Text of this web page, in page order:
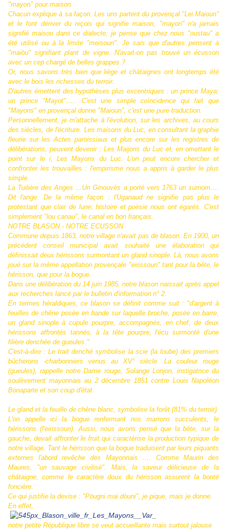
"mayon" pour maison.
Chacun explique à sa façon. Les uns partent du provençal "Lei Maioun"
et le font dériver du niçois qui signifie maison, "mayon" n'a jamais
signifié maison dans ce dialecte; je pense que chez nous "oustau" a
été utilisé ou à la limite "meisoun". Je sais que d'autres pensent à
"maiòu" signifiant plant de vigne. N'avait-on pas trouvé un écusson
avec un cep chargé de belles grappes ?
Or, nous savons très bien que liège et châtaignes ont longtemps été
avec le bois les richesses du terroir.
D'autres émettent des hypothèses plus excentriques : un prince Maya;
un prince "Mayot"….. C'est une simple coïncidence qui fait que
"Mayons" en provençal donne "Maioun", c'est une pure traduction.
Personnellement, je m'attache à l'évolution, sur les archives, au cours
des siècles, de l'écriture. Les maisons du Luc, en consultant la graphie
fleurie sur les Actes paroissiaux et plus encore sur les registres de
délibérations, peuvent devenir : Les Maijons du Luc et, en omettant le
point sur le i, Les Mayons du Luc. L'on peut encore chercher et
confronter les trouvailles : l'empirisme nous a appris à garder le plus
simple.
La Tuilière des Anges …Un Ginouvès a porté vers 1763 un surnom….
Dit l'ange. De la même façon : l'Uganaud ne signifie pas plus le
protestant que clair de lune; histoire et poésie nous ont égarés. C'est
simplement "lou canau", le canal en bon français.
NOTRE BLASON - NOTRE ECUSSON
Commune depuis 1863, notre village n'avait pas de blason. En 1900, un
précédent conseil municipal avait souhaité une élaboration qui
définissait deux hérissons surmontant un gland sinople. Là, nous avons
joué sur la même appellation provençale "eirissoun" tant pour la bête, le
hérisson, que pour la bogue.
Dans une délibération du 14 juin 1985, notre blason naissait après appel
aux recherches lancé par le bulletin d'information n° 2.
En termes héraldiques, ce blason se définit comme suit : "d'argent à
feuilles de chêne posée en bande sur laquelle broche, posée en barre,
un gland sinople à cupule pourpre, accompagnés, en chef, de deux
hérissons affrontés tannés, à la tête pourpre, l'écu surmonté d'une
filière denchée de gueules."
C'est-à-dire : Le trait denché symbolise la scie (la loube) des premiers
bûcherons -charbonniers venus au XV° siècle. La couleur rouge
(gueules), rappelle notre Dame rouge, Solange Lonjon, instigatrice du
soulèvement mayonnais au 2 décembre 1851 contre Louis Napoléon
Bonaparte et son coup d'état.
Le gland et la feuille de chêne blanc, symbolise la forêt (81% du terroir).
L'on appelle ici la bogue renfermant nos marrons succulents, le
hérissons (l'eirissoun). Aussi, nous avons pensé que la bête, sur la
gauche, devait affronter le fruit qui caractérise la production typique de
notre village. Tant le hérisson que la bogue traduisent par leurs piquants
externes l'abord revêche des Mayonnais …. Comme Maurin des
Maures, "un sauvage civilisé". Mais, la saveur délicieuse de la
châtaigne, comme le caractère doux du hérisson assurent la bonté
foncière.
Ce qui justifie la devise : "Pòugni mai dòuni", je pique, mais je donne.
En effet,
notre petite République libre se veut accueillante mais surtout jalouse